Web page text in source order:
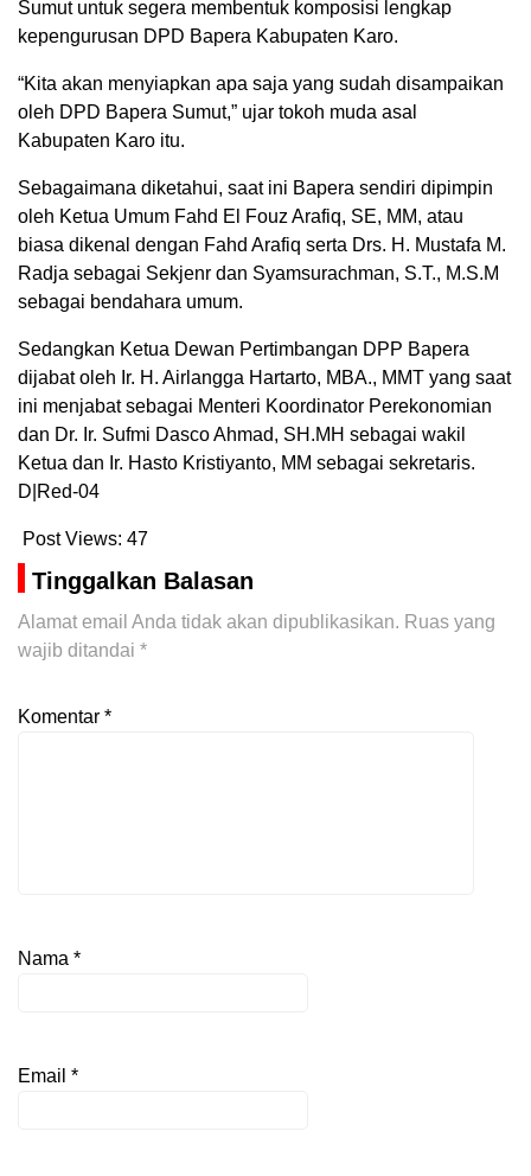
Sumut untuk segera membentuk komposisi lengkap
kepengurusan DPD Bapera Kabupaten Karo.
“Kita akan menyiapkan apa saja yang sudah disampaikan
oleh DPD Bapera Sumut,” ujar tokoh muda asal
Kabupaten Karo itu.
Sebagaimana diketahui, saat ini Bapera sendiri dipimpin
oleh Ketua Umum Fahd El Fouz Arafiq, SE, MM, atau
biasa dikenal dengan Fahd Arafiq serta Drs. H. Mustafa M.
Radja sebagai Sekjenr dan Syamsurachman, S.T., M.S.M
sebagai bendahara umum.
Sedangkan Ketua Dewan Pertimbangan DPP Bapera
dijabat oleh Ir. H. Airlangga Hartarto, MBA., MMT yang saat
ini menjabat sebagai Menteri Koordinator Perekonomian
dan Dr. Ir. Sufmi Dasco Ahmad, SH.MH sebagai wakil
Ketua dan Ir. Hasto Kristiyanto, MM sebagai sekretaris.
D|Red-04
Post Views: 47
Tinggalkan Balasan
Alamat email Anda tidak akan dipublikasikan. Ruas yang
wajib ditandai *
Komentar *
Nama *
Email *